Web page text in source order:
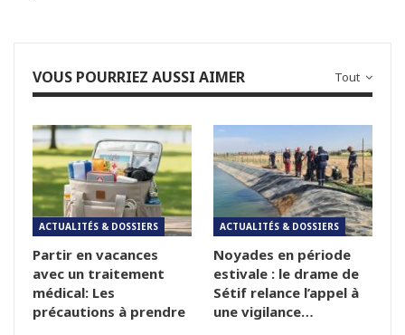
Tout
VOUS POURRIEZ AUSSI AIMER
ACTUALITÉS & DOSSIERS
Partir en vacances
avec un traitement
médical: Les
précautions à prendre
ACTUALITÉS & DOSSIERS
Noyades en période
estivale : le drame de
Sétif relance l’appel à
une vigilance…